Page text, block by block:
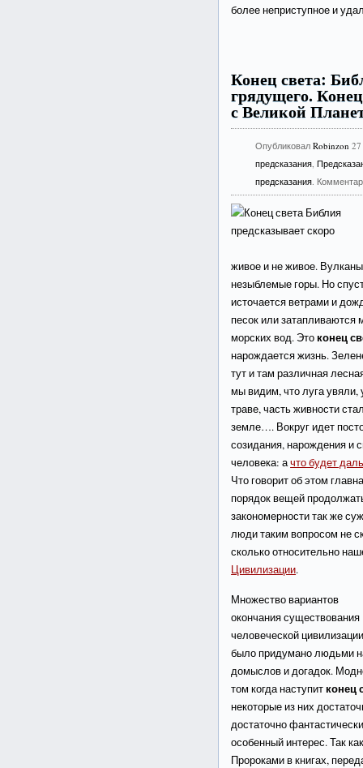
более неприступное и
Конец света:
грядущего.
с Великой
ОпубликовалRobinzon
предсказания,
предсказания.
живое и не живое.
незыблемые горы. Но
источается ветрами и
песок или затапливаются
морских вод. Этоконец
нарождается жизнь.
тут и там различная
мы видим, что луга увяли,
траве, часть живности
земле…. Вокруг идет
созидания, нарождения и
человека: ачто будет
Что говорит об этом
порядок вещей
закономерности так же
люди таким вопросом не
сколько относительно
Цивилизации.
Множество вариантов
окончания существования
человеческой
было придумано людьми
домыслов и догадок.
том когда наступитконец
некоторые из них
достаточно
особенный интерес. Так
Пророками в книгах,